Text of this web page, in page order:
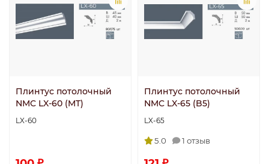
Плинтус потолочный
NMC LX-60 (MT)
LX-60
Плинтус потолочный
NMC LX-65 (B5)
LX-65
5.0 1 отзыв